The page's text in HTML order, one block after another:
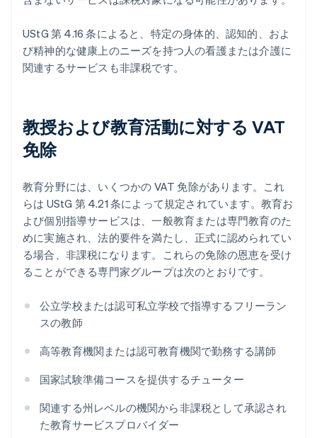
UStG 第 4.16 条によると、特定の身体的、認知的、およ
び精神的な健康上のニーズを持つ人の看護または介護に
関連するサービスも非課税です。
教授および教育活動に対する VAT
免除
教育分野には、いくつかの VAT 免除があります。これ
らは UStG 第 4.21 条によって規定されています。教育お
よび個別指導サービスは、一般教育または専門教育のた
めに実施され、法的要件を満たし、正式に認められてい
る場合、非課税になります。これらの免除の恩恵を受け
ることができる専門家グループは次のとおりです。
公立学校または認可私立学校で指導するフリーラン
スの教師
高等教育機関または認可教育機関で勤務する講師
国家試験準備コースを提供するチューター
関連する州レベルの機関から非課税として承認され
た教育サービスプロバイダー